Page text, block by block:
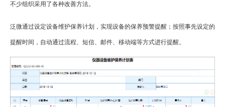
不少组织采用了各种改善方法。
泛微通过设定设备维护保养计划，实现设备的保养预警提醒；按照事先设定的
提醒时间，自动通过流程、短信、邮件、移动端等方式进行提醒。